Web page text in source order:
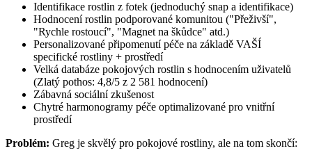
Identifikace rostlin z fotek (jednoduchý snap a identifikace)
Hodnocení rostlin podporované komunitou ("Přeživší",
"Rychle rostoucí", "Magnet na škůdce" atd.)
Personalizované připomenutí péče na základě VAŠÍ
specifické rostliny + prostředí
Velká databáze pokojových rostlin s hodnocením uživatelů
(Zlatý pothos: 4,8/5 z 2 581 hodnocení)
Zábavná sociální zkušenost
Chytré harmonogramy péče optimalizované pro vnitřní
prostředí
Problém: Greg je skvělý pro pokojové rostliny, ale na tom skončí: